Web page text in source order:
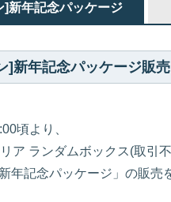
]新年記念パッケージ
]新年記念パッケージ販
頃より、
リア ランダムボックス(取
年記念パッケージ」の販売